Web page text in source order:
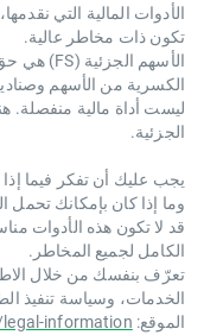
تكون ذات مخاطر عالية.
الكسرية من الأسهم
ليست أداة مالية
الجزئية.
يجب عليك أن تفكر فيما
وما إذا كان بإمكانك تحمل
قد لا تكون هذه الأدوات
الكامل لجميع المخاطر.
تعرّف بنفسك من خلال
الخدمات، وسياسة تنفيذ
الموقع: information